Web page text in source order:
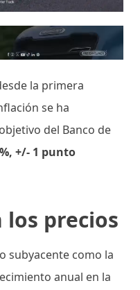
la primera
se ha
del Banco de
+/- 1 punto
precios
subyacente como la
anual en la